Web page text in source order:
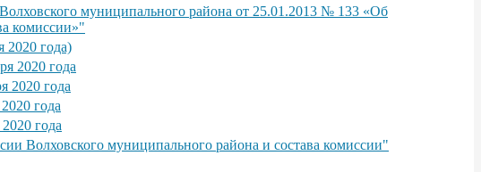
муниципального района от 25.01.2013 № 133 «Об
комиссии»"
2020 года)
2020 года
2020 года
года
года
Волховского муниципального района и состава комиссии"